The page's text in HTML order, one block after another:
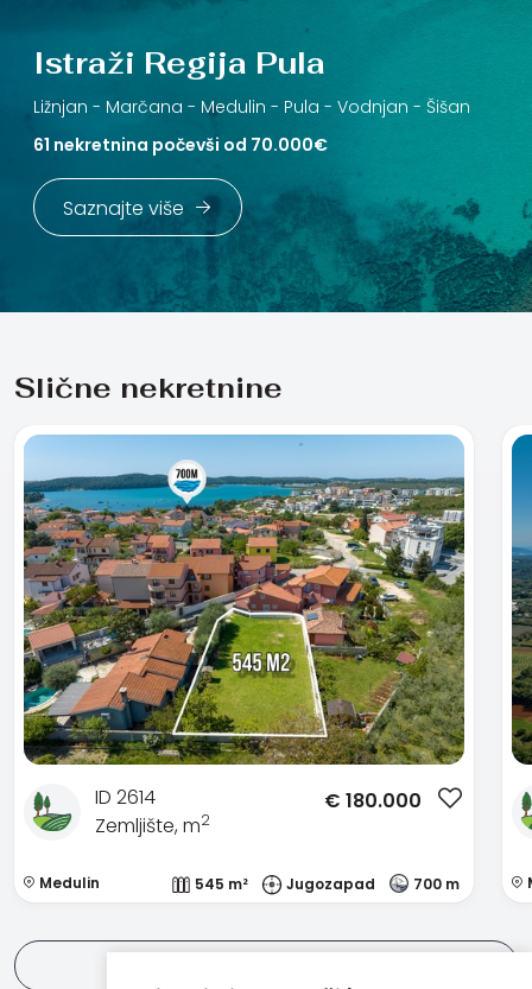
Istraži Regija Pula
Ližnjan - Marčana - Medulin - Pula - Vodnjan - Šišan
61 nekretnina počevši od 70.000€
Saznajte više
Slične nekretnine
ID 2614
Zemljište, m2
€ 180.000
Medulin 545 m² Jugozapad 700 m